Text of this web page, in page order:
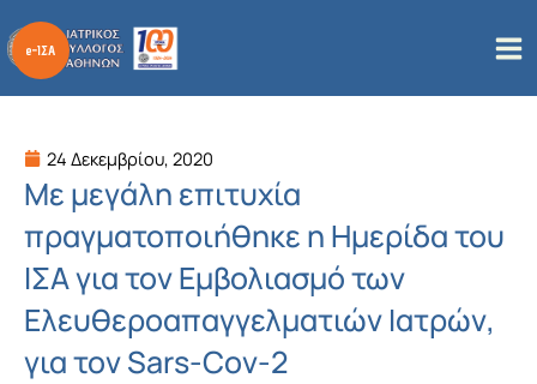
στο
περιεχόμενο
24 Δεκεμβρίου, 2020
Με μεγάλη επιτυχία
πραγματοποιήθηκε η Ημερίδα του
ΙΣΑ για τον Εμβολιασμό των
Ελευθεροαπαγγελματιών Ιατρών,
για τον Sars-Cov-2